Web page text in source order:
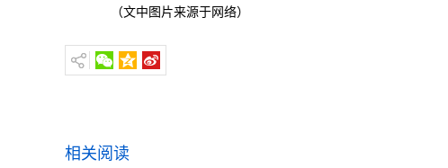
（文中图片来源于网络）
相关阅读